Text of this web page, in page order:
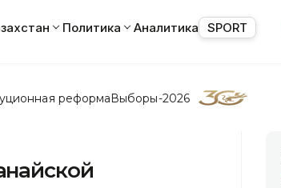
Политика Аналитика SPORT
реформаВыборы-2026